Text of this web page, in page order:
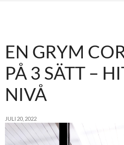
EN GRYM
PÅ 3 SÄTT –
NIVÅ
JULI 20, 2022